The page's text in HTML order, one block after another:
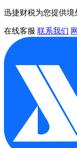
迅捷财税为您提供
在线客服 联系我们